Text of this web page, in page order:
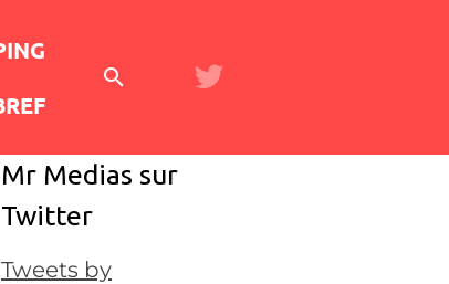
Mr Medias sur
Twitter
Tweets by